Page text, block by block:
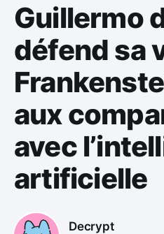
Guillermo
défend sa
aux
avec
artificielle
Decrypt